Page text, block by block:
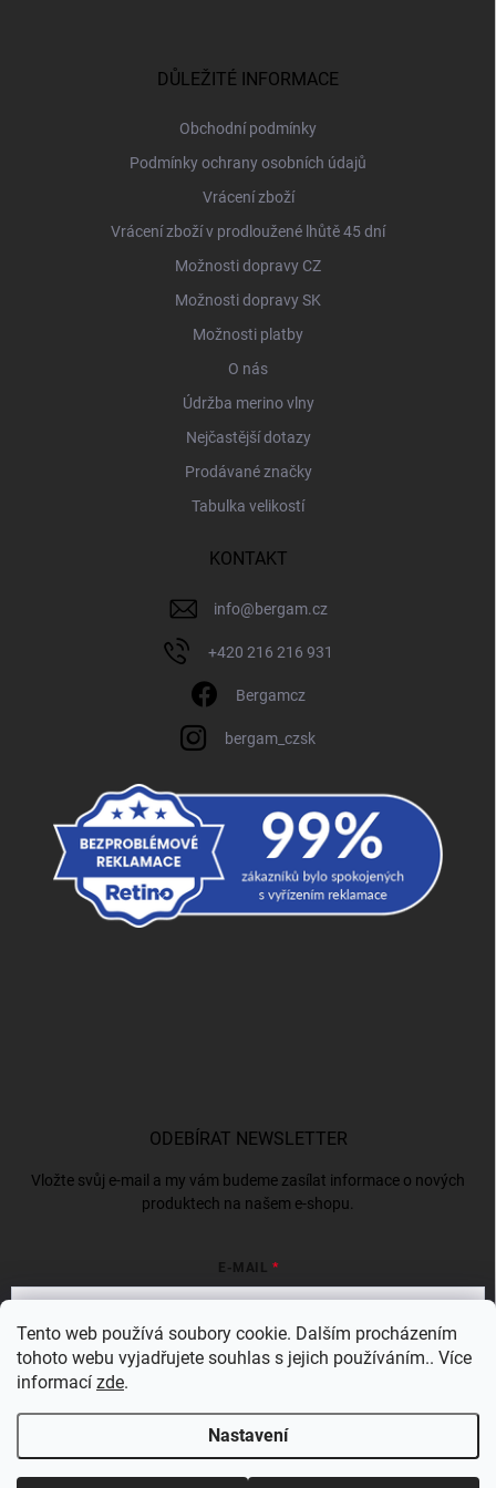
Tento web používá soubory cookie. Dalším procházením
tohoto webu vyjadřujete souhlas s jejich používáním.. Více
informací zde.
Nastavení
DŮLEŽITÉ INFORMACE
Obchodní podmínky
Podmínky ochrany osobních údajů
Vrácení zboží
Vrácení zboží v prodloužené lhůtě 45 dní
Možnosti dopravy CZ
Možnosti dopravy SK
Možnosti platby
O nás
Údržba merino vlny
Nejčastější dotazy
Prodávané značky
Tabulka velikostí
KONTAKT
info@bergam.cz
+420 216 216 931
Bergamcz
bergam_czsk
ODEBÍRAT NEWSLETTER
Vložte svůj e-mail a my vám budeme zasílat informace o nových
produktech na našem e-shopu.
E-MAIL
Vložením e-mailu souhlasíte s
Přihlásit se